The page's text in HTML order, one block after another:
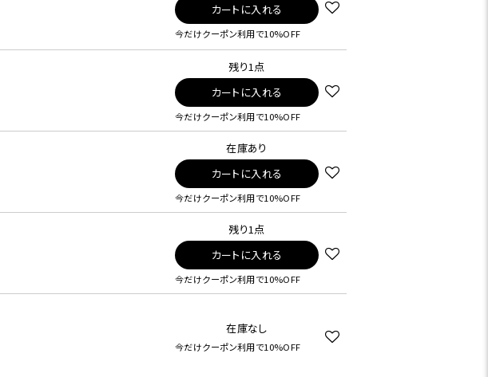
カートに入れる
今だけクーポン利用で10%OFF
残り1点
カートに入れる
今だけクーポン利用で10%OFF
在庫あり
カートに入れる
今だけクーポン利用で10%OFF
残り1点
カートに入れる
今だけクーポン利用で10%OFF
在庫なし
今だけクーポン利用で10%OFF